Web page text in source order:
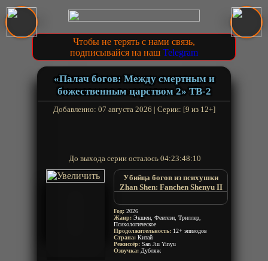
Чтобы не терять с нами связь,
подписывайся на наш Telegram
«Палач богов: Между смертным и
божественным царством 2» ТВ-2
Добавленно: 07 августа 2026 | Серии: [9 из 12+]
До выхода серии осталось 04:23:48:10
Убийца богов из психушки
Zhan Shen: Fanchen Shenyu II
Season
Slay The Gods 2nd Season
I Learn To Kill Gods in an
Asylum
Wo Zai Jingshenbing Yuan Xue
Zhan Shen
Год: 2026
Жанр: Экшен, Фентези, Триллер,
Психологическое
Продолжительность: 12+ эпизодов
Страна: Китай
Режиссёр: San Jiu Yinyu
Озвучка: Дубляж